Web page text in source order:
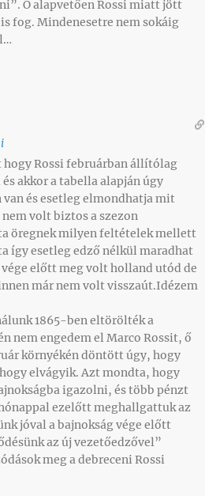
Ő alapvetően Rossi miatt jött
fog. Mindenesetre nem sokáig
hogy Rossi februárban állítólag
akkor a tabella alapján úgy
és esetleg elmondhatja mit
volt biztos a szezon
öregnek milyen feltételek mellett
így esetleg edző nélkül maradhat
előtt meg volt holland utód de
már nem volt visszaút.Idézem
1865-ben eltörölték a
nem engedem el Marco Rossit, ő
környékén döntött úgy, hogy
elvágyik. Azt mondta, hogy
igazolni, és több pénzt
ezelőtt meghallgattuk az
jóval a bajnokság vége előtt
az új vezetőedzővel”
meg a debreceni Rossi